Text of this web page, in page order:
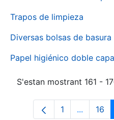
Trapos de limpieza
Diversas bolsas de basura
Papel higiénico doble
S'estan mostrant 161 -
Pàgina
1 ...Pàgines
16